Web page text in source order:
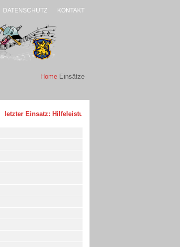
DATENSCHUTZ KONTAKT
Home Einsätze
letzter Einsatz: Hilfeleistung - klein - 02.08.2026 um 17:53